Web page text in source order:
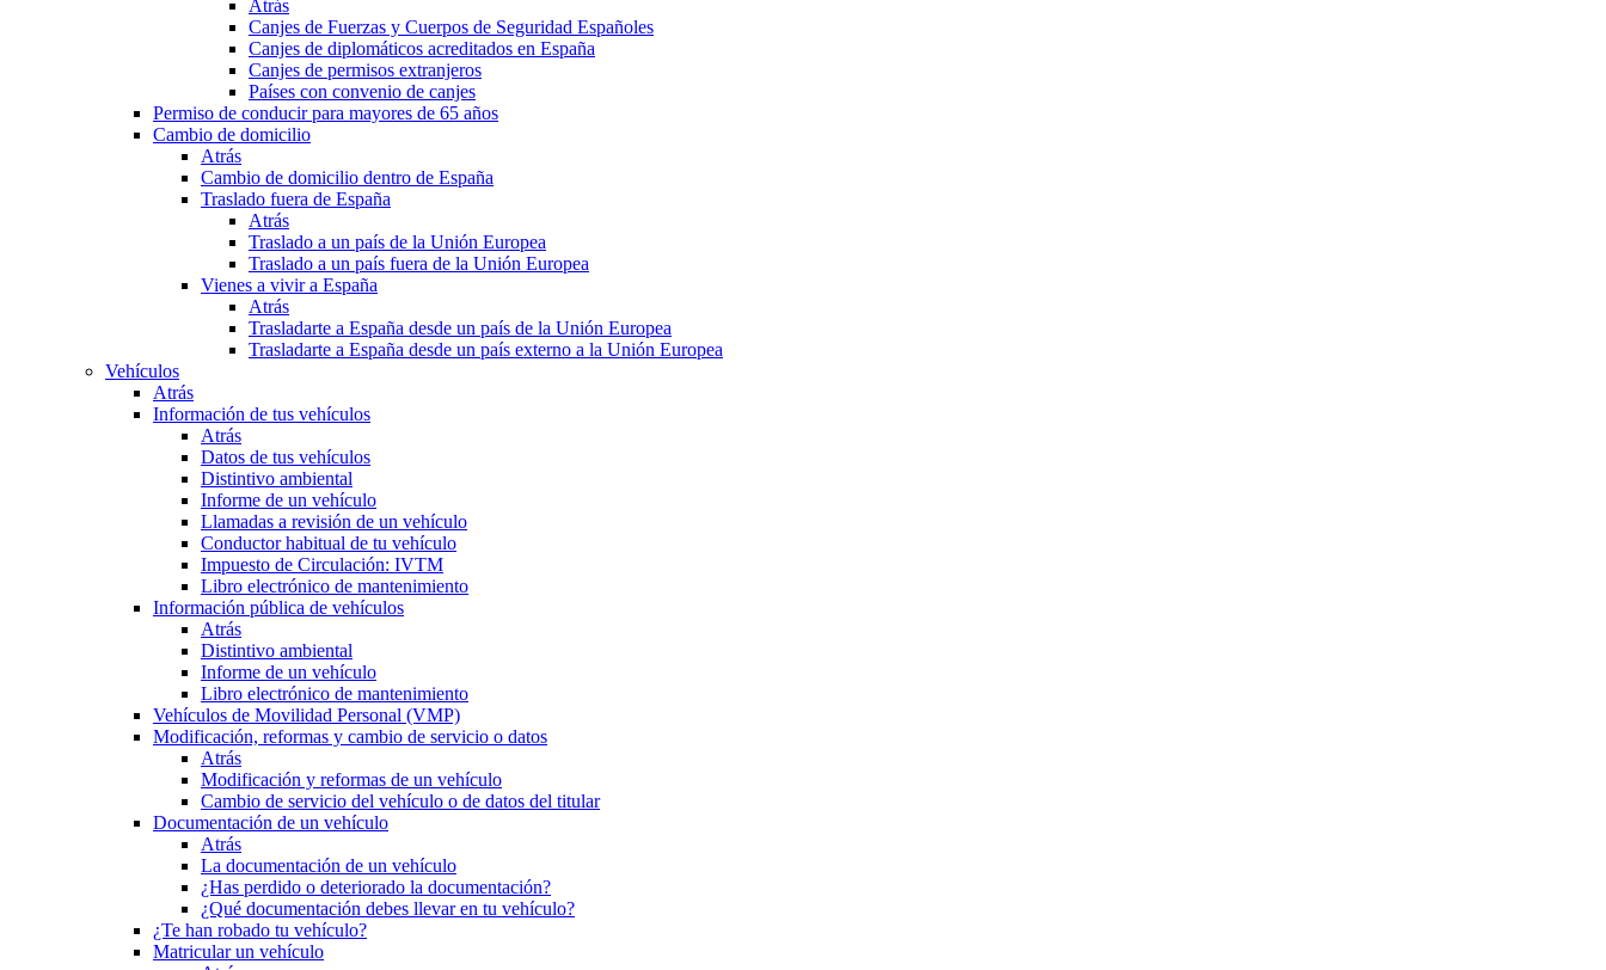
Atrás
Canjes de Fuerzas y Cuerpos de Seguridad Españoles
Canjes de diplomáticos acreditados en España
Canjes de permisos extranjeros
Países con convenio de canjes
Permiso de conducir para mayores de 65 años
Cambio de domicilio
Atrás
Cambio de domicilio dentro de España
Traslado fuera de España
Atrás
Traslado a un país de la Unión Europea
Traslado a un país fuera de la Unión Europea
Vienes a vivir a España
Atrás
Trasladarte a España desde un país de la Unión Europea
Trasladarte a España desde un país externo a la Unión Europea
Vehículos
Atrás
Información de tus vehículos
Atrás
Datos de tus vehículos
Distintivo ambiental
Informe de un vehículo
Llamadas a revisión de un vehículo
Conductor habitual de tu vehículo
Impuesto de Circulación: IVTM
Libro electrónico de mantenimiento
Información pública de vehículos
Atrás
Distintivo ambiental
Informe de un vehículo
Libro electrónico de mantenimiento
Vehículos de Movilidad Personal (VMP)
Modificación, reformas y cambio de servicio o datos
Atrás
Modificación y reformas de un vehículo
Cambio de servicio del vehículo o de datos del titular
Documentación de un vehículo
Atrás
La documentación de un vehículo
¿Has perdido o deteriorado la documentación?
¿Qué documentación debes llevar en tu vehículo?
¿Te han robado tu vehículo?
Matricular un vehículo